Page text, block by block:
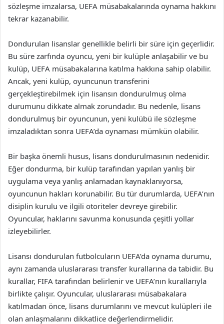
sözleşme imzalarsa, UEFA müsabakalarında oynama hakkını
tekrar kazanabilir.
Dondurulan lisanslar genellikle belirli bir süre için geçerlidir.
Bu süre zarfında oyuncu, yeni bir kulüple anlaşabilir ve bu
kulüp, UEFA müsabakalarına katılma hakkına sahip olabilir.
Ancak, yeni kulüp, oyuncunun transferini
gerçekleştirebilmek için lisansın dondurulmuş olma
durumunu dikkate almak zorundadır. Bu nedenle, lisans
dondurulmuş bir oyuncunun, yeni kulübü ile sözleşme
imzaladıktan sonra UEFA’da oynaması mümkün olabilir.
Bir başka önemli husus, lisans dondurulmasının nedenidir.
Eğer dondurma, bir kulüp tarafından yapılan yanlış bir
uygulama veya yanlış anlamadan kaynaklanıyorsa,
oyuncunun hakları korunabilir. Bu tür durumlarda, UEFA’nın
disiplin kurulu ve ilgili otoriteler devreye girebilir.
Oyuncular, haklarını savunma konusunda çeşitli yollar
izleyebilirler.
Lisansı dondurulan futbolcuların UEFA’da oynama durumu,
aynı zamanda uluslararası transfer kurallarına da tabidir. Bu
kurallar, FIFA tarafından belirlenir ve UEFA’nın kurallarıyla
birlikte çalışır. Oyuncular, uluslararası müsabakalara
katılmadan önce, lisans durumlarını ve mevcut kulüpleri ile
olan anlaşmalarını dikkatlice değerlendirmelidir.